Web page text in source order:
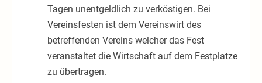
Tagen unentgeldlich zu verköstigen. Bei
Vereinsfesten ist dem Vereinswirt des
betreffenden Vereins welcher das Fest
veranstaltet die Wirtschaft auf dem Festplatze
zu übertragen.